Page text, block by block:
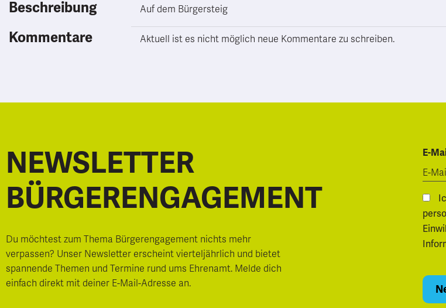
Beschreibung Auf dem Bürgersteig
Kommentare Aktuell ist es nicht möglich neue Kommentare zu schreiben.
NEWSLETTER
BÜRGERENGAGEMENT
Du möchtest zum Thema Bürgerengagement nichts mehr
verpassen? Unser Newsletter erscheint vierteljährlich und bietet
spannende Themen und Termine rund ums Ehrenamt. Melde dich
einfach direkt mit deiner E-Mail-Adresse an.
E-